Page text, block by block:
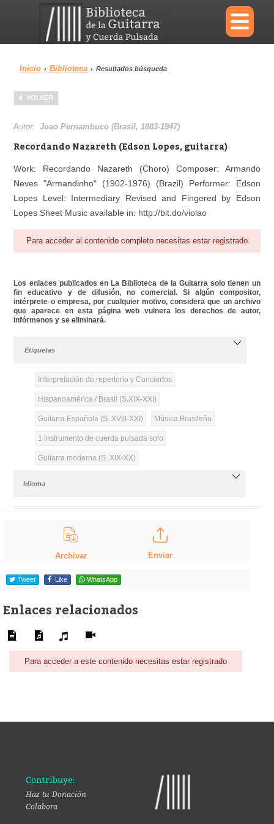
×
Menu
Biblioteca Diccionario
Área personal Reproductor
Inicio › Biblioteca › Resultados búsqueda
VOLVER
Autor:Joao Pernambuco (Brasil, 1883-1947)
Recordando Nazareth (Edson Lopes, guitarra)
Work: Recordando Nazareth (Choro) Composer: Armando
Neves "Armandinho" (1902-1976) (Brazil) Performer: Edson
Lopes Level: Intermediary Revised and Fingered by Edson
Lopes Sheet Music available in: http://bit.do/violao
Para acceder al contenido completo necesitas estar registrado
Los enlaces publicados en La Biblioteca de la Guitarra solo tienen un
fin educativo y de difusión, no comercial. Si algún compositor,
intérprete o empresa, por cualquier motivo, considera que un archivo
que aparece en esta página web vulnera los derechos de autor,
infórmenos y se eliminará.
Etiquetas
Interpretación de repertorio y Conciertos
Hispanoamérica / Brasil (S.XIX-XXI)
Guitarra Española (S. XVIII-XXI) Música Brasileña
1 instrumento de cuerda pulsada solo
Guitarra moderna (S. XIX-XX)
Idioma
Archivar Enviar
Tweet Like WhatsApp
Enlaces relacionados
Para acceder a este contenido necesitas estar registrado
Contribuye:
Haz tu Donación
Colabora